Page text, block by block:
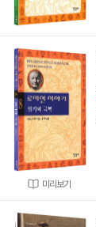
미리보기